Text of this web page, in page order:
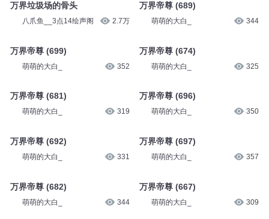
万界垃圾场的骨头
八爪鱼__3点14绘声阁 2.7万
万界帝尊 (699)
萌萌的大白_ 352
万界帝尊 (681)
萌萌的大白_ 319
万界帝尊 (692)
萌萌的大白_ 331
万界帝尊 (682)
萌萌的大白_ 344
万界帝尊 (689)
萌萌的大白_ 344
万界帝尊 (674)
萌萌的大白_ 325
万界帝尊 (696)
萌萌的大白_ 350
万界帝尊 (697)
萌萌的大白_ 357
万界帝尊 (667)
萌萌的大白_ 309